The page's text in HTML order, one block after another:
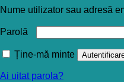
Nume utilizator sau adresă
Parolă
Ține-mă minte
Ai uitat parola?